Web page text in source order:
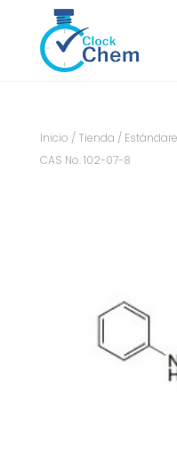
Inicio / Tienda /
CAS No. 102-07-8